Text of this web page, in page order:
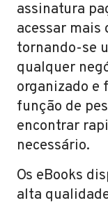
assinatura
acessar mais
tornando-se
qualquer
organizado e
função de
encontrar
necessário.
Os eBooks
alta